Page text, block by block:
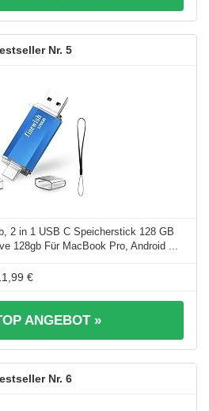
5
2 in 1 USB C Speicherstick 128 GB
128gb Für MacBook Pro, Android ...
€
ANGEBOT »
6